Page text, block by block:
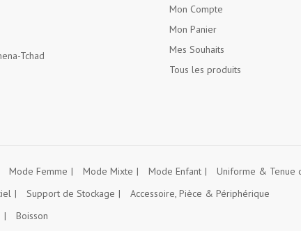
Tchad
Mon Compte
Mon Panier
Mes Souhaits
Tous les produits
Mode Femme Mode Mixte Mode Enfant
Uniforme & Tenue
Support de Stockage
Accessoire, Pièce & Périphérique
Boisson